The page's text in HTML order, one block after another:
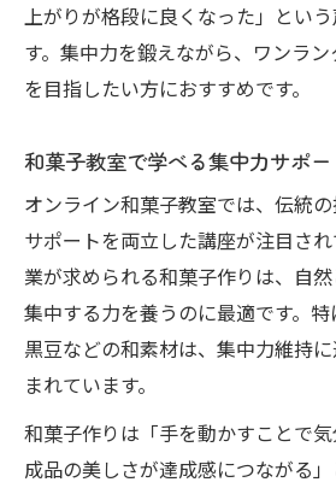
上がりが格段に良くなった」とい
す。集中力を鍛えながら、ワンラ
を目指したい方におすすめです。
和菓子教室で学べる集中力サポ
オンライン和菓子教室では、伝統
サポートを両立した講座が注目さ
業が求められる和菓子作りは、自然
集中する力を養うのに最適です。特
黒豆などの和素材は、集中力維持
まれています。
和菓子作りは「手を動かすことで
成品の美しさが達成感につながる